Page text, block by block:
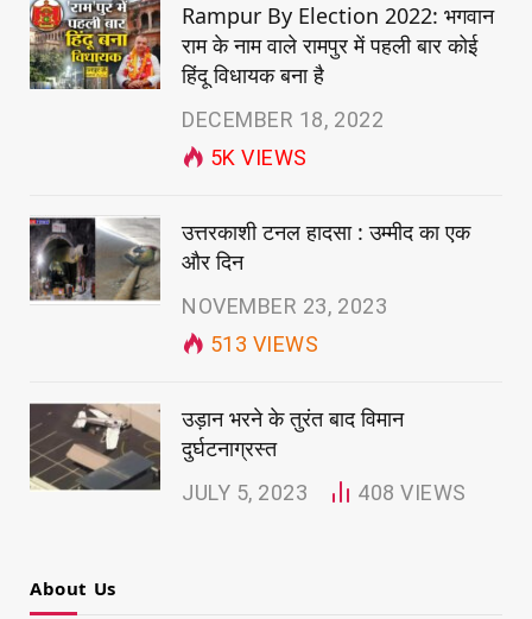
Rampur By Election 2022: भगवान
राम के नाम वाले रामपुर में पहली बार कोई
हिंदू विधायक बना है
DECEMBER 18, 2022
5KVIEWS
उत्तरकाशी टनल हादसा : उम्मीद का एक
और दिन
NOVEMBER 23, 2023
513 VIEWS
उड़ान भरने के तुरंत बाद विमान
दुर्घटनाग्रस्त
JULY 5, 2023 408VIEWS
About Us